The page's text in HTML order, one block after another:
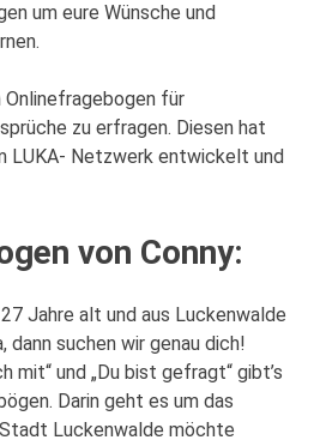
um eure Wünsche und
für
zu erfragen. Diesen hat
LUKA- Netzwerk entwickelt und
von Conny:
Jahre alt und aus Luckenwalde
dann suchen wir genau dich!
mit“ und „Du bist gefragt“ gibt’s
Darin geht es um das
Luckenwalde möchte